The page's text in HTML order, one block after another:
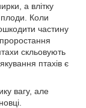
а влітку
плоди. Коли
частину
скльовують
птахів є
вагу, але